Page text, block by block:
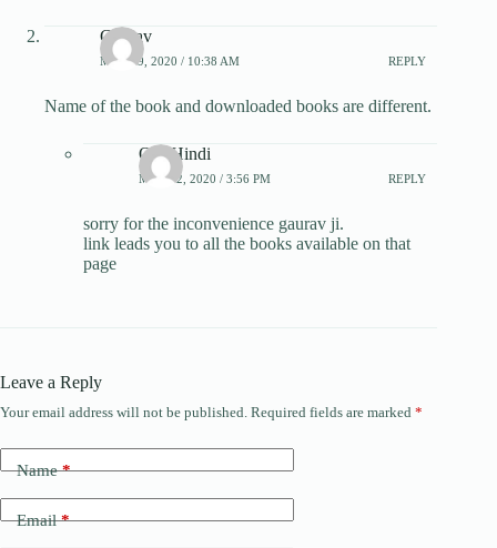
Gaurav
MAY 19, 2020 / 10:38 AM REPLY
Name of the book and downloaded books are different.
Our Hindi
MAY 22, 2020 / 3:56 PM REPLY
sorry for the inconvenience gaurav ji.
link leads you to all the books available on that
page
Leave a Reply
Your email address will not be published. Required fields are marked *
Name*
Email*